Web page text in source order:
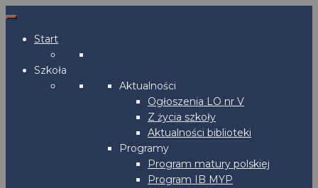
Start
Szkoła
Aktualności
Ogłoszenia LO nr V
Z życia szkoły
Aktualności biblioteki
Programy
Program matury polskiej
Program IB MYP